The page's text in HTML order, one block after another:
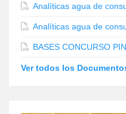
Analíticas agua de
Analíticas agua de
BASES CONCURSO
Ver todos los